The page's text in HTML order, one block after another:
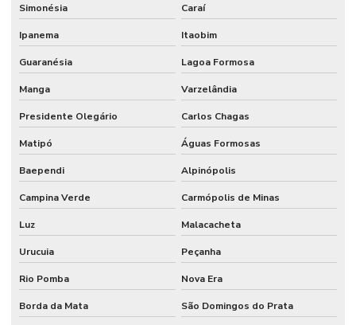
Simonésia Caraí
Ipanema Itaobim
Guaranésia Lagoa Formosa
Manga Varzelândia
Presidente Olegário Carlos Chagas
Matipó Águas Formosas
Baependi Alpinópolis
Campina Verde Carmópolis de Minas
Luz Malacacheta
Urucuia Peçanha
Rio Pomba Nova Era
Borda da Mata São Domingos do Prata